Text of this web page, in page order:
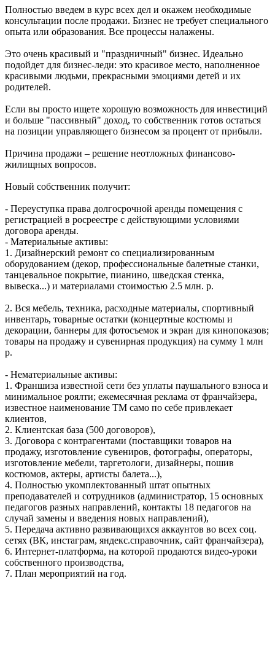
Полностью введем в курс всех дел и окажем необходимые
консультации после продажи. Бизнес не требует специального
опыта или образования. Все процессы налажены.
Это очень красивый и "праздничный" бизнес. Идеально
подойдет для бизнес-леди: это красивое место, наполненное
красивыми людьми, прекрасными эмоциями детей и их
родителей.
Если вы просто ищете хорошую возможность для инвестиций
и больше "пассивный" доход, то собственник готов остаться
на позиции управляющего бизнесом за процент от прибыли.
Причина продажи – решение неотложных финансово-
жилищных вопросов.
Новый собственник получит:
- Переуступка права долгосрочной аренды помещения с
регистрацией в росреестре с действующими условиями
договора аренды.
- Материальные активы:
1. Дизайнерский ремонт со специализированным
оборудованием (декор, профессиональные балетные станки,
танцевальное покрытие, пианино, шведская стенка,
вывеска...) и материалами стоимостью 2.5 млн. р.
2. Вся мебель, техника, расходные материалы, спортивный
инвентарь, товарные остатки (концертные костюмы и
декорации, баннеры для фотосъемок и экран для кинопоказов;
товары на продажу и сувенирная продукция) на сумму 1 млн
р.
- Нематериальные активы:
1. Франшиза известной сети без уплаты паушального взноса и
минимальное роялти; ежемесячная реклама от франчайзера,
известное наименование ТМ само по себе привлекает
клиентов,
2. Клиентская база (500 договоров),
3. Договора с контрагентами (поставщики товаров на
продажу, изготовление сувениров, фотографы, операторы,
изготовление мебели, таргетологи, дизайнеры, пошив
костюмов, актеры, артисты балета...),
4. Полностью укомплектованный штат опытных
преподавателей и сотрудников (администратор, 15 основных
педагогов разных направлений, контакты 18 педагогов на
случай замены и введения новых направлений),
5. Передача активно развивающихся аккаунтов во всех соц.
сетях (ВК, инстаграм, яндекс.справочник, сайт франчайзера),
6. Интернет-платформа, на которой продаются видео-уроки
собственного производства,
7. План мероприятий на год.